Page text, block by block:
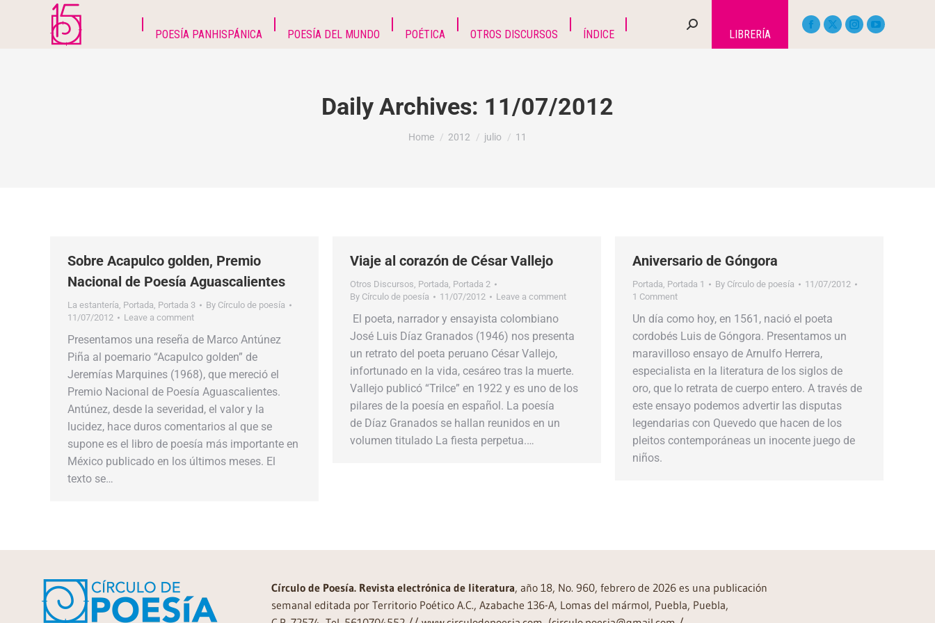
POESÍA PANHISPÁNICA POESÍA DEL MUNDO POÉTICA OTROS DISCURSOS ÍNDICE LIBRERÍA
Daily Archives: 11/07/2012
You are here:
Home 2012 julio 11
Sobre Acapulco golden, Premio
Nacional de Poesía Aguascalientes
La estantería, Portada, Portada 3 By Círculo de poesía
11/07/2012
Leave a comment
Presentamos una reseña de Marco Antúnez
Piña al poemario “Acapulco golden” de
Jeremías Marquines (1968), que mereció el
Premio Nacional de Poesía Aguascalientes.
Antúnez, desde la severidad, el valor y la
lucidez, hace duros comentarios al que se
supone es el libro de poesía más importante en
México publicado en los últimos meses. El
texto se…
Viaje al corazón de César Vallejo
Otros Discursos, Portada, Portada 2
By Círculo de poesía 11/07/2012 Leave a comment
El poeta, narrador y ensayista colombiano
José Luis Díaz Granados (1946) nos presenta
un retrato del poeta peruano César Vallejo,
infortunado en la vida, cesáreo tras la muerte.
Vallejo publicó “Trilce” en 1922 y es uno de los
pilares de la poesía en español. La poesía
de Díaz Granados se hallan reunidos en un
volumen titulado La fiesta perpetua.…
Aniversario de Góngora
Portada, Portada 1 By Círculo de poesía
11/07/2012
1 Comment
Un día como hoy, en 1561, nació el poeta
cordobés Luis de Góngora. Presentamos un
maravilloso ensayo de Arnulfo Herrera,
especialista en la literatura de los siglos de
oro, que lo retrata de cuerpo entero. A través de
este ensayo podemos advertir las disputas
legendarias con Quevedo que hacen de los
pleitos contemporáneas un inocente juego de
niños.
Círculo de Poesía. Revista electrónica de literatura, año 18, No. 960, febrero de 2026 es una publicación
semanal editada por Territorio Poético A.C., Azabache 136-A, Lomas del mármol, Puebla, Puebla,